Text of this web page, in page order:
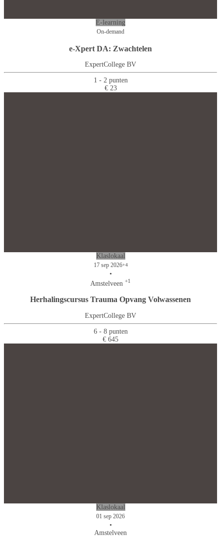
E-learning
On-demand
e-Xpert DA: Zwachtelen
ExpertCollege BV
1 - 2 punten
€ 23
Klaslokaal
17 sep 2026+4
•
Amstelveen +1
Herhalingscursus Trauma Opvang Volwassenen
ExpertCollege BV
6 - 8 punten
€ 645
Klaslokaal
01 sep 2026
•
Amstelveen